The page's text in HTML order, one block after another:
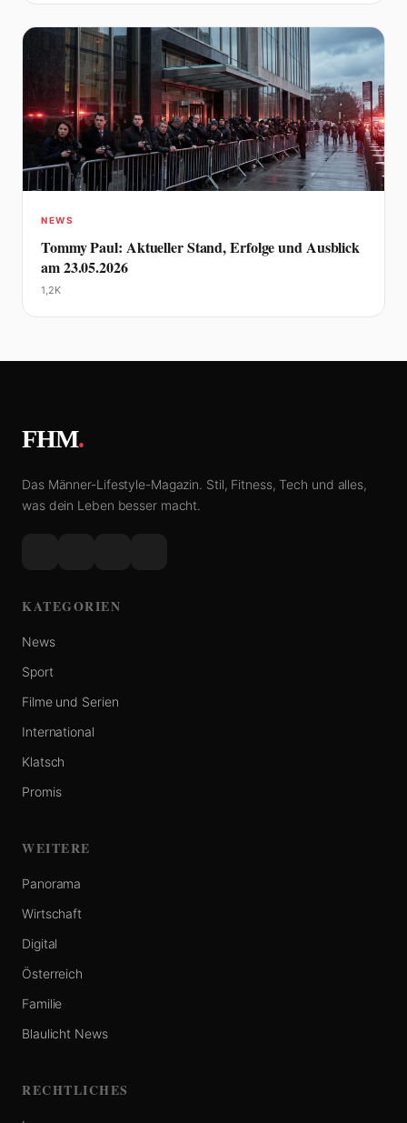
NEWS
Tommy Paul: Aktueller Stand, Erfolge und Ausblick
am 23.05.2026
1,2K
FHM.
Das Männer-Lifestyle-Magazin. Stil, Fitness, Tech und alles,
was dein Leben besser macht.
KATEGORIEN
News
Sport
Filme und Serien
International
Klatsch
Promis
WEITERE
Panorama
Wirtschaft
Digital
Österreich
Familie
Blaulicht News
RECHTLICHES